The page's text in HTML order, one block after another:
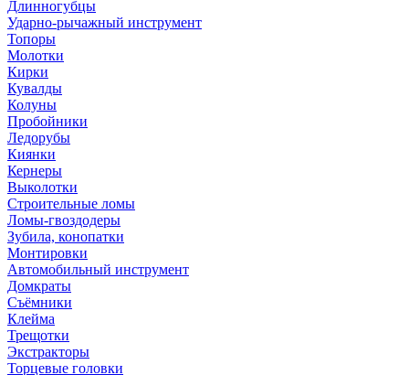
Длинногубцы
Ударно-рычажный инструмент
Топоры
Молотки
Кирки
Кувалды
Колуны
Пробойники
Ледорубы
Киянки
Кернеры
Выколотки
Строительные ломы
Ломы-гвоздодеры
Зубила, конопатки
Монтировки
Автомобильный инструмент
Домкраты
Съёмники
Клейма
Трещотки
Экстракторы
Торцевые головки